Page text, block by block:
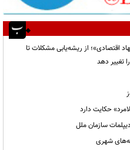
با محور «جهاد اقتصادی»؛ از ریشه‌یابی مشکلات تا
تغییر دهد
حکایت دارد
سازمان ملل
شهری